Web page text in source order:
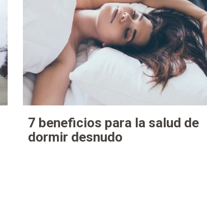
7 beneficios para la salud de
dormir desnudo